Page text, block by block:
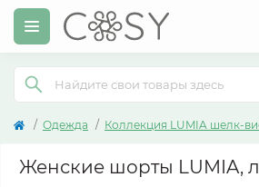
Одежда Коллекция LUMIA шелк-
Женские шорты LUMIA,